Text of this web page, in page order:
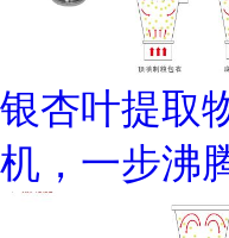
银杏叶提取
机，一步沸